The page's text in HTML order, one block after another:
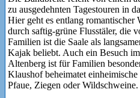
zu ausgedehnten Tagestouren in
Hier geht es entlang romantischer
durch saftig-grüne Flusstäler, die
Familien ist die Saale als
Kajak beliebt. Auch ein Besuch
Altenberg ist für Familien
Klaushof beheimatet
Pfaue, Ziegen oder Wildschweine.